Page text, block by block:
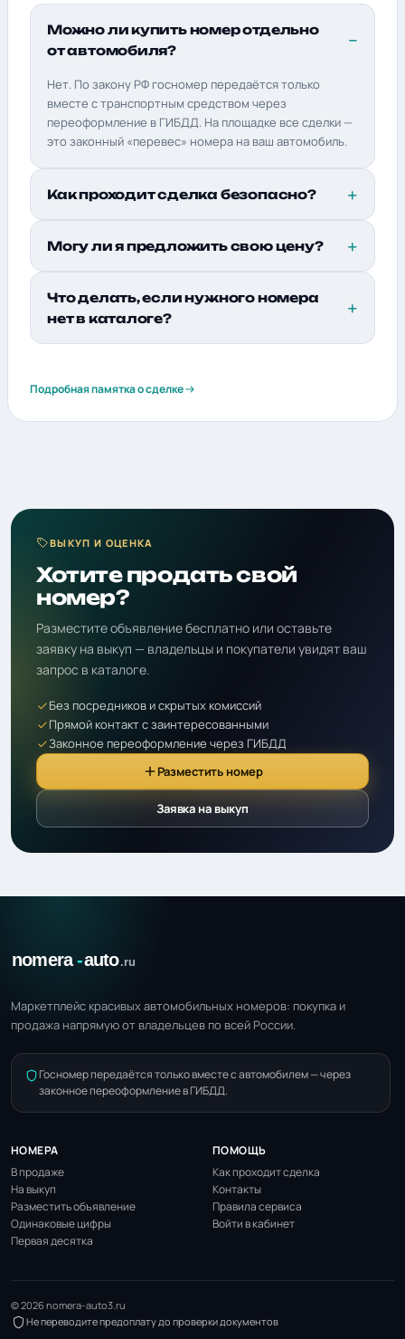
Можно ли купить номер отдельно
от автомобиля?
Нет. По закону РФ госномер передаётся только
вместе с транспортным средством через
переоформление в ГИБДД. На площадке все сделки —
это законный «перевес» номера на ваш автомобиль.
Как проходит сделка безопасно?
Могу ли я предложить свою цену?
Что делать, если нужного номера
нет в каталоге?
Подробная памятка о сделке
ВЫКУП И ОЦЕНКА
Хотите продать свой
номер?
Разместите объявление бесплатно или оставьте
заявку на выкуп — владельцы и покупатели увидят ваш
запрос в каталоге.
Без посредников и скрытых комиссий
Прямой контакт с заинтересованными
Законное переоформление через ГИБДД
Разместить номер
Заявка на выкуп
Маркетплейс красивых автомобильных номеров: покупка и
продажа напрямую от владельцев по всей России.
Госномер передаётся только вместе с автомобилем — через
законное переоформление в ГИБДД.
НОМЕРА
В продаже
На выкуп
Разместить объявление
Одинаковые цифры
Первая десятка
ПОМОЩЬ
Как проходит сделка
Контакты
Правила сервиса
Войти в кабинет
© 2026 nomera-auto3.ru
Не переводите предоплату до проверки документов